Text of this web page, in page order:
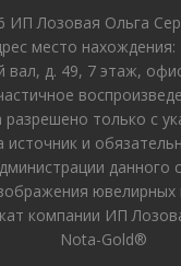
Лозовая Ольга
место нахождения:
вал, д. 49, 7 этаж,
разрешено только с
источник и
данного
ювелирных
компании ИП
Nota-Gold®